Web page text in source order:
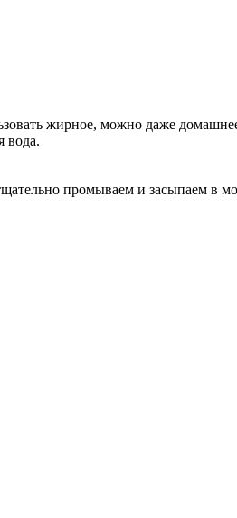
жирное, можно даже
вода.
промываем и засыпаем